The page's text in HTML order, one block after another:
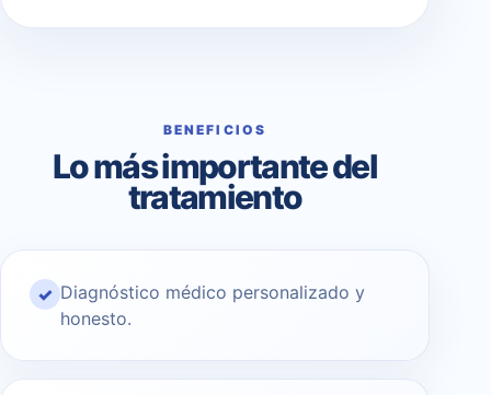
BENEFICIOS
Lo más importante del
tratamiento
✓ Diagnóstico médico personalizado y
honesto.